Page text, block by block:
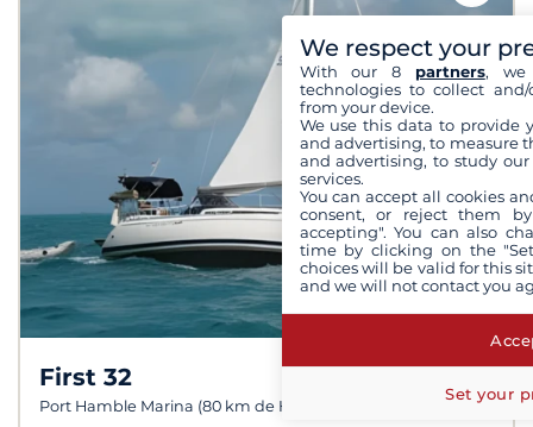
First 32
Port Hamble Marina (80 km de Henley-on-Thames)
We respect your
With our 8 partners, we
technologies to collect
from your device.
We use this data to provide
and advertising, to measure
and advertising, to study
services.
You can accept all cookies
consent, or reject them
accepting". You can also
time by clicking on the
choices will be valid for this
and we will not contact you
Set your